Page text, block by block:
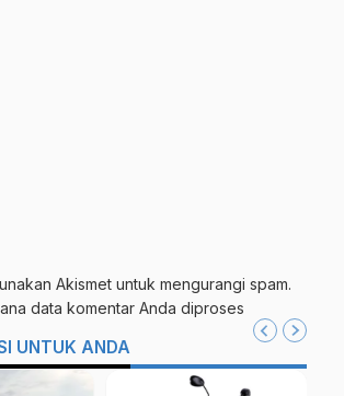
Akismet untuk mengurangi spam.
data komentar Anda diproses
UNTUK ANDA